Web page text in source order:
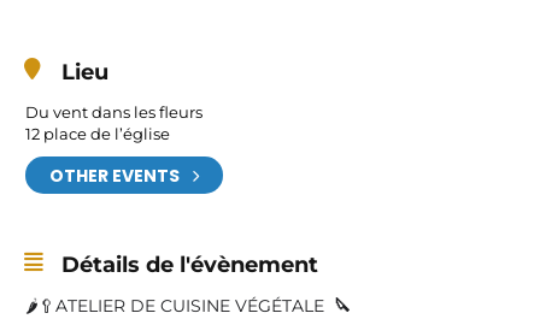
Lieu
Du vent dans les fleurs
12 place de l’église
OTHER EVENTS
Détails de l'évènement
🌶️🥄ATELIER DE CUISINE VÉGÉTALE 🔪